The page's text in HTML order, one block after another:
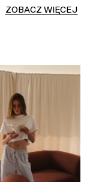
ZOBACZ WIĘCEJ